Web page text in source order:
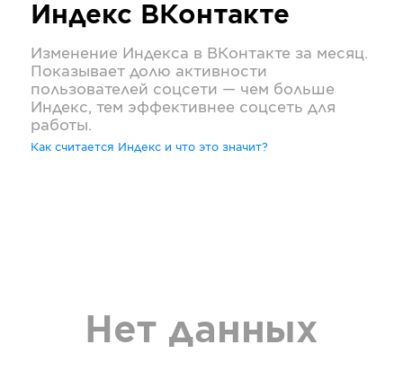
Индекс ВКонтакте
Изменение Индекса в ВКонтакте за месяц.
Показывает долю активности
пользователей соцсети — чем больше
Индекс, тем эффективнее соцсеть для
работы.
Как считается Индекс и что это значит?
Нет данных